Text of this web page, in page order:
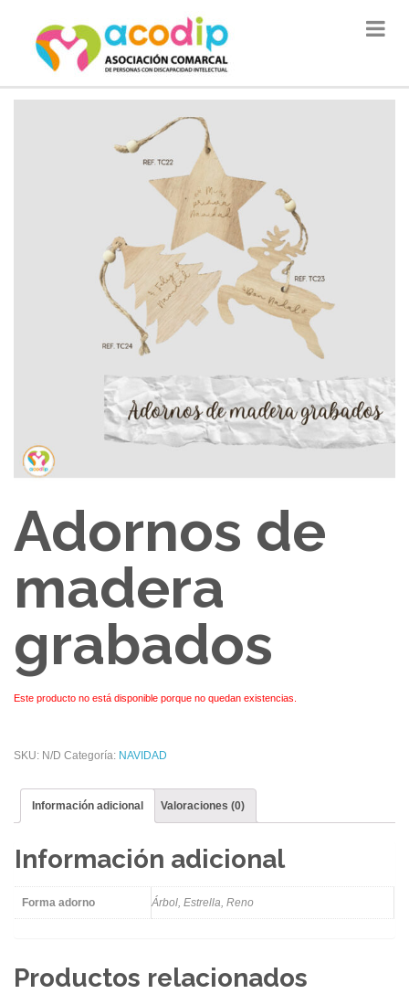
Adornos de
madera
grabados
Este producto no está disponible porque no quedan existencias.
SKU: N/D Categoría: NAVIDAD
Información adicional Valoraciones (0)
Información adicional
Forma adorno Árbol, Estrella, Reno
Productos relacionados